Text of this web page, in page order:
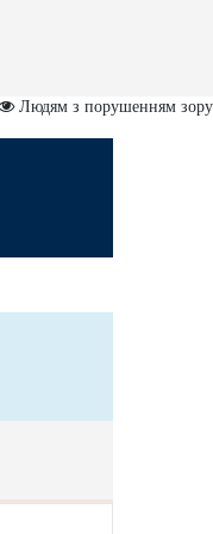
Людям з порушенням зору